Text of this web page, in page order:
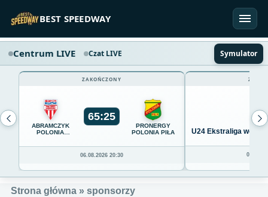
BEST SPEEDWAY
Centrum LIVE Czat LIVE Symulator
ZAKOŃCZONY
ABRAMCZYK
POLONIA
65:25
PRONERGY
POLONIA PIŁA
06.08.2026 20:30
U24 Ekstraliga we
Strona główna » sponsorzy